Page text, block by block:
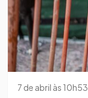
7 de abril às 10h53